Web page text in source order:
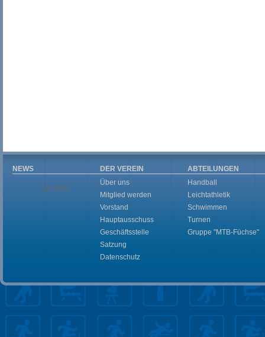
NEWS
Alle News
DER VEREIN
Über uns
Mitglied werden
Vorstand
Hauptausschuss
Geschäftsstelle
Satzung
Datenschutz
ABTEILUNGEN
Handball
Leichtathletik
Schwimmen
Turnen
Gruppe "MTB-Füchse"